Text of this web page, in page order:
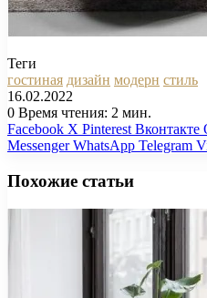
Теги
гостиная дизайн модерн стиль
16.02.2022
0 Время чтения: 2 мин.
Facebook X Pinterest Вконтакте
Messenger WhatsApp Telegram
Похожие статьи